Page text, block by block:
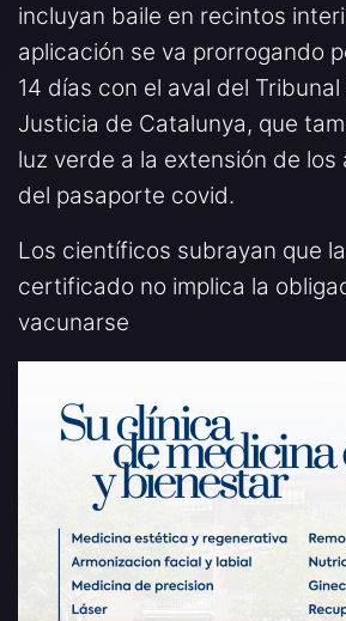
incluyan baile en recintos
aplicación se va prorrogando
14 días con el aval del
Justicia de Catalunya, que
luz verde a la extensión de los
del pasaporte covid.
Los científicos subrayan que
certificado no implica la
vacunarse